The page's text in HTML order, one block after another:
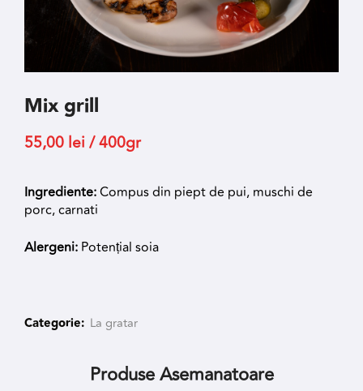
Mix grill
55,00 lei / 400gr
Ingrediente:Compus din piept de pui, muschi de
porc, carnati
Alergeni: Potențial soia
Categorie: La gratar
Produse Asemanatoare